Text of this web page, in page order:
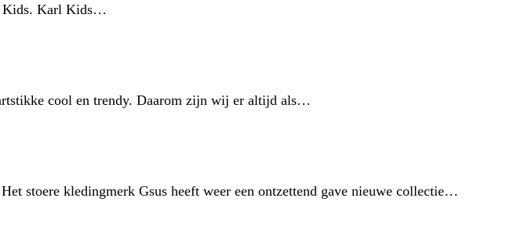
Kids. Karl Kids…
cool en trendy. Daarom zijn wij er altijd als…
stoere kledingmerk Gsus heeft weer een ontzettend gave nieuwe collectie…